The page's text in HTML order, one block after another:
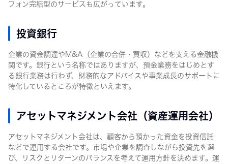
フォン完結型のサービスも広がっています。
投資銀行
企業の資金調達やM&A（企業の合併・買収）などを支える金融機
関です。銀行という名称ではありますが、預金業務をはじめとす
る銀行業務は行わず、財務的なアドバイスや事業成長のサポートに
特化しているところが特徴といえます。
アセットマネジメント会社（資産運用会社）
アセットマネジメント会社は、顧客から預かった資金を投資信託
などで運用する会社です。市場や企業を調査しながら投資先を選
び、リスクとリターンのバランスを考えて運用方針を決めます。運